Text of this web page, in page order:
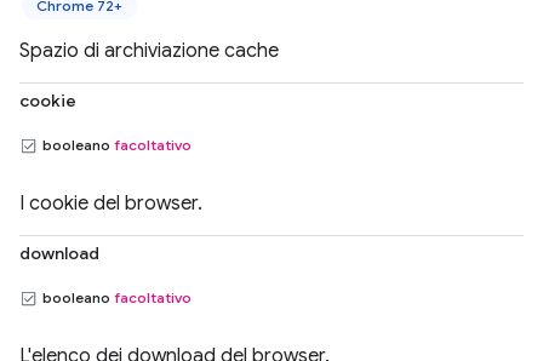
Chrome 72+
Spazio di archiviazione cache
cookie
booleano facoltativo
I cookie del browser.
download
booleano facoltativo
L'elenco dei download del browser.